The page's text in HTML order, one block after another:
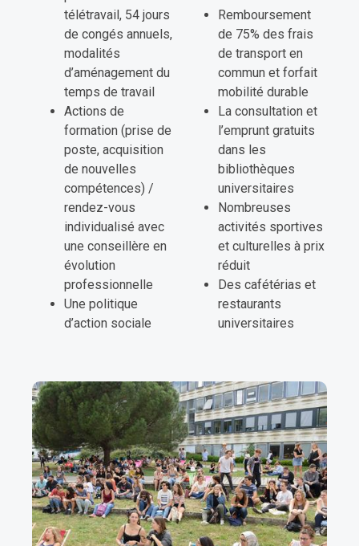
télétravail, 54 jours
de congés annuels,
modalités
d’aménagement du
temps de travail
Actions de
formation (prise de
poste, acquisition
de nouvelles
compétences) /
rendez-vous
individualisé avec
une conseillère en
évolution
professionnelle
Une politique
d’action sociale
Remboursement
de 75% des frais
de transport en
commun et forfait
mobilité durable
La consultation et
l’emprunt gratuits
dans les
bibliothèques
universitaires
Nombreuses
activités sportives
et culturelles à prix
réduit
Des cafétérias et
restaurants
universitaires